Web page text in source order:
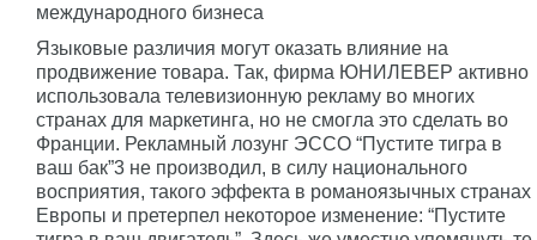
международного бизнеса
Языковые различия могут оказать влияние на
продвижение товара. Так, фирма ЮНИЛЕВЕР активно
использовала телевизионную рекламу во многих
странах для маркетинга, но не смогла это сделать во
Франции. Рекламный лозунг ЭССО “Пустите тигра в
ваш бак”3 не производил, в силу национального
восприятия, такого эффекта в романоязычных странах
Европы и претерпел некоторое изменение: “Пустите